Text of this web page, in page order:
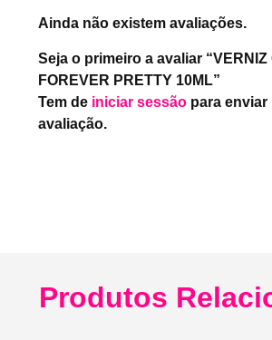
Ainda não existem avaliações.
Seja o primeiro a avaliar “VERNIZ
FOREVER PRETTY 10ML”
Tem de iniciar sessão para enviar
avaliação.
Produtos